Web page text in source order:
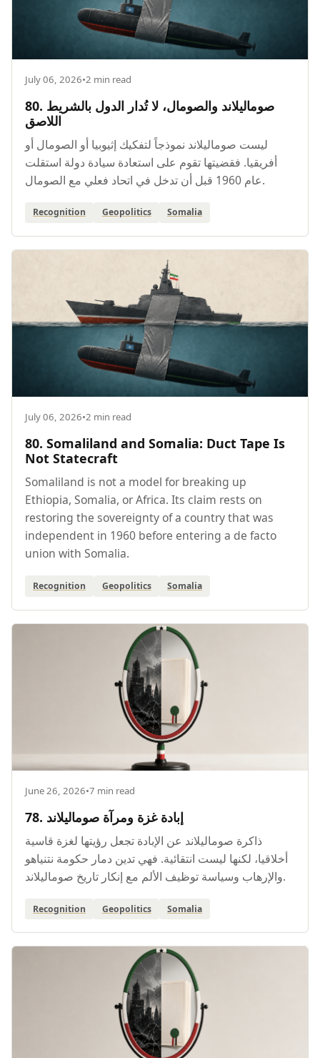
July 06, 2026•2 min read
80. صوماليلاند والصومال، لا تُدار الدول بالشريط
اللاصق
ليست صوماليلاند نموذجاً لتفكيك إثيوبيا أو الصومال أو
أفريقيا. فقضيتها تقوم على استعادة سيادة دولة استقلت
عام 1960 قبل أن تدخل في اتحاد فعلي مع الصومال.
Recognition Geopolitics Somalia
July 06, 2026•2 min read
80. Somaliland and Somalia: Duct Tape Is
Not Statecraft
Somaliland is not a model for breaking up
Ethiopia, Somalia, or Africa. Its claim rests on
restoring the sovereignty of a country that was
independent in 1960 before entering a de facto
union with Somalia.
Recognition Geopolitics Somalia
June 26, 2026•7 min read
78. إبادة غزة ومرآة صوماليلاند
ذاكرة صوماليلاند عن الإبادة تجعل رؤيتها لغزة قاسية
أخلاقيا، لكنها ليست انتقائية. فهي تدين دمار حكومة نتنياهو
والإرهاب وسياسة توظيف الألم مع إنكار تاريخ صوماليلاند.
Recognition Geopolitics Somalia